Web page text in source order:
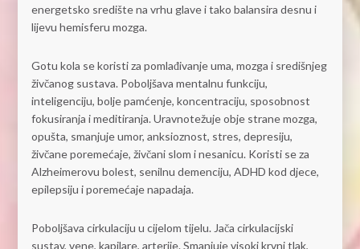
energetsko središte na vrhu glave i tako balansira desnu i
lijevu hemisferu mozga.
Gotu kola se koristi za pomlađivanje uma, mozga i središnjeg
živčanog sustava. Poboljšava mentalnu funkciju,
inteligenciju, bolje pamćenje, koncentraciju, sposobnost
fokusiranja i meditiranja. Uravnotežuje obje strane mozga,
opušta, smanjuje umor, anksioznost, stres, depresiju,
živčane poremećaje, živčani slom i nesanicu. Koristi se za
Alzheimerovu bolest, senilnu demenciju, ADHD kod djece,
epilepsiju i poremećaje napadaja.
Poboljšava cirkulaciju u cijelom tijelu. Jača cirkulacijski
sustav, vene, kapilare, arterije. Smanjuje visoki krvni tlak,